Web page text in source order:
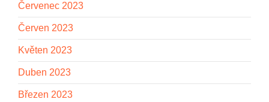
Červenec 2023
Červen 2023
Květen 2023
Duben 2023
Březen 2023